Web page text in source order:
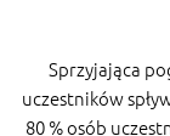
Sprzyjająca
uczestników
80 % osób